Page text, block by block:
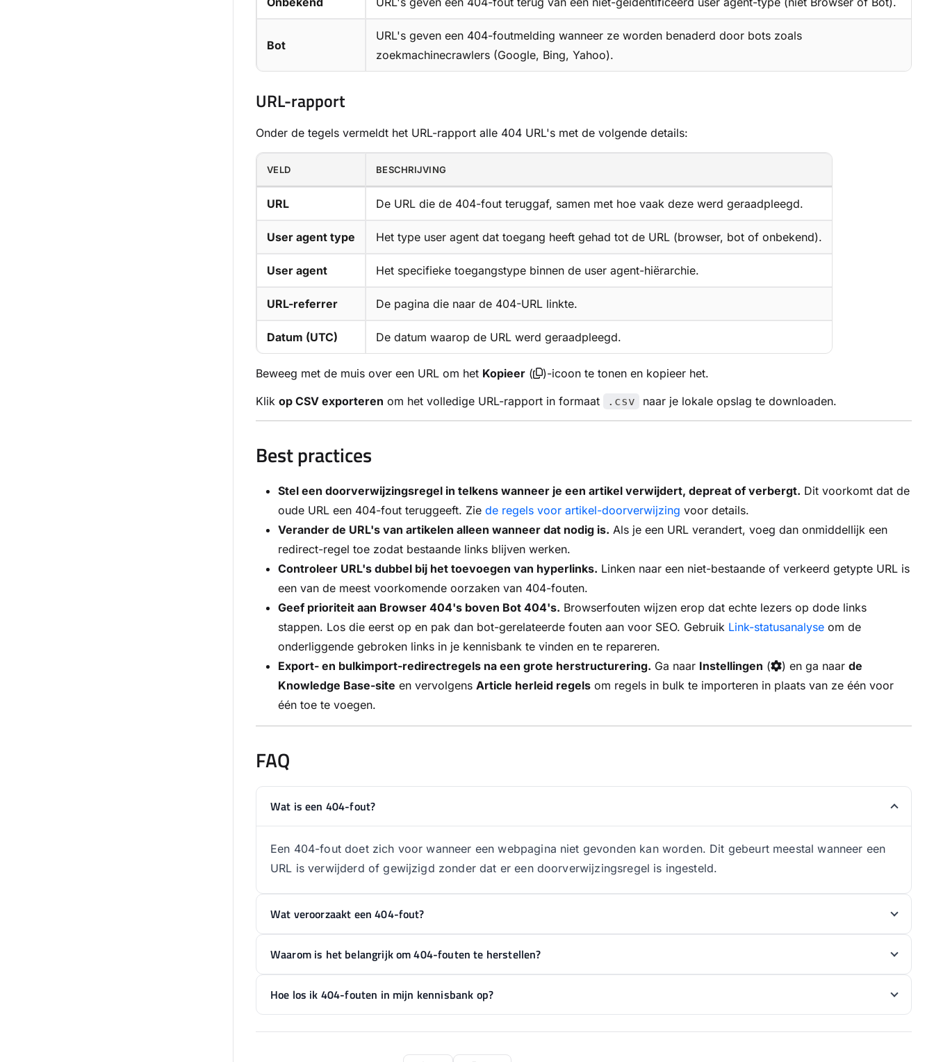
Bot
URL's geven een 404-foutmelding wanneer ze worden benaderd door bots zoals
zoekmachinecrawlers (Google, Bing, Yahoo).
URL-rapport
Onder de tegels vermeldt het URL-rapport alle 404 URL's met de volgende details:
VELD BESCHRIJVING
URL De URL die de 404-fout teruggaf, samen met hoe vaak deze werd geraadpleegd.
User agent type Het type user agent dat toegang heeft gehad tot de URL (browser, bot of onbekend).
User agent Het specifieke toegangstype binnen de user agent-hiërarchie.
URL-referrer De pagina die naar de 404-URL linkte.
Datum (UTC) De datum waarop de URL werd geraadpleegd.
Beweeg met de muis over een URL om het Kopieer (
)-icoon te tonen en kopieer het.
Klik op CSV exporteren om het volledige URL-rapport in formaat .csv naar je lokale opslag te downloaden.
Best practices
Stel een doorverwijzingsregel in telkens wanneer je een artikel verwijdert, depreat of verbergt. Dit voorkomt dat de
oude URL een 404-fout teruggeeft. Zie de regels voor artikel-doorverwijzing voor details.
Verander de URL's van artikelen alleen wanneer dat nodig is. Als je een URL verandert, voeg dan onmiddellijk een
redirect-regel toe zodat bestaande links blijven werken.
Controleer URL's dubbel bij het toevoegen van hyperlinks. Linken naar een niet-bestaande of verkeerd getypte URL is
een van de meest voorkomende oorzaken van 404-fouten.
Geef prioriteit aan Browser 404's boven Bot 404's. Browserfouten wijzen erop dat echte lezers op dode links
stappen. Los die eerst op en pak dan bot-gerelateerde fouten aan voor SEO. Gebruik Link-statusanalyse om de
onderliggende gebroken links in je kennisbank te vinden en te repareren.
Export- en bulkimport-redirectregels na een grote herstructurering. Ga naar Instellingen ( ) en ga naar de
Knowledge Base-site en vervolgens Article herleid regels om regels in bulk te importeren in plaats van ze één voor
één toe te voegen.
FAQ
Wat is een 404-fout?
Een 404-fout doet zich voor wanneer een webpagina niet gevonden kan worden. Dit gebeurt meestal wanneer een
URL is verwijderd of gewijzigd zonder dat er een doorverwijzingsregel is ingesteld.
Wat veroorzaakt een 404-fout?
Waarom is het belangrijk om 404-fouten te herstellen?
Hoe los ik 404-fouten in mijn kennisbank op?